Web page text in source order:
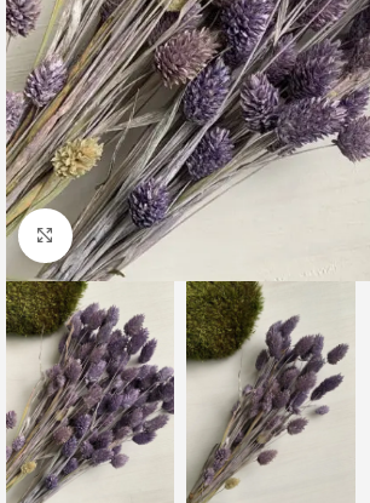
Клацніть, щоб збільшити